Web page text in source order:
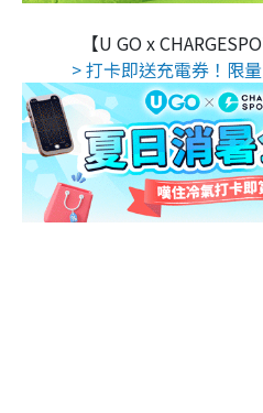
【U GO x
> 打卡即送充電券！限